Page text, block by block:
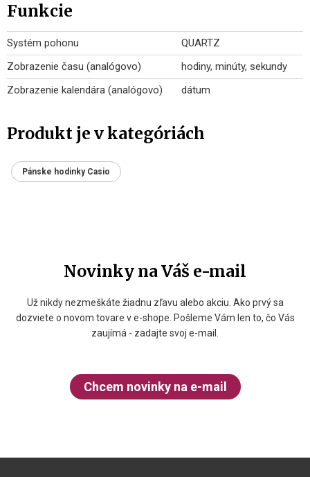
Funkcie
Systém pohonu
QUARTZ
Zobrazenie času (analógovo)
hodiny, minúty, sekundy
Zobrazenie kalendára (analógovo)
dátum
Produkt je v kategóriách
Pánske hodinky Casio
Novinky na Váš e-mail
Už nikdy nezmeškáte žiadnu zľavu alebo akciu. Ako prvý sa
dozviete o novom tovare v e-shope. Pošleme Vám len to, čo Vás
zaujímá - zadajte svoj e-mail.
Chcem novinky na e-mail